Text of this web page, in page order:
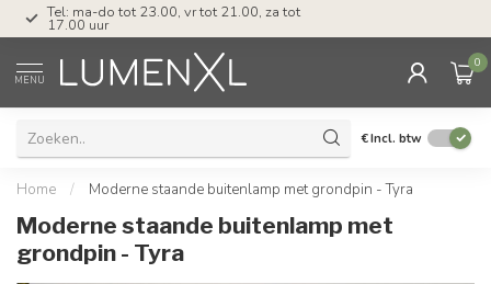
Tel: ma-do tot 23.00, vr tot 21.00, za tot
17.00 uur
MENU
0
€Incl. btw
Home / Moderne staande buitenlamp met grondpin - Tyra
Moderne staande buitenlamp met
grondpin - Tyra